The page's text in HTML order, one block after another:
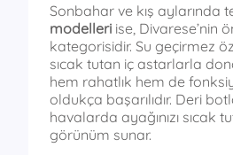
Sonbahar ve kış aylarında
modelleri ise, Divarese’nin
kategorisidir. Su geçirmez
sıcak tutan iç astarlarla
hem rahatlık hem de
oldukça başarılıdır. Deri
havalarda ayağınızı sıcak
görünüm sunar.